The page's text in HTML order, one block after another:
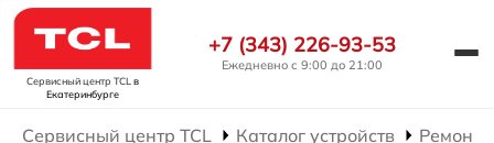
Сервисный центр TCL в
Екатеринбурге
+7 (343) 226-93-53
Ежедневно с 9:00 до 21:00
Сервисный центр TCL Каталог устройств Ремонт